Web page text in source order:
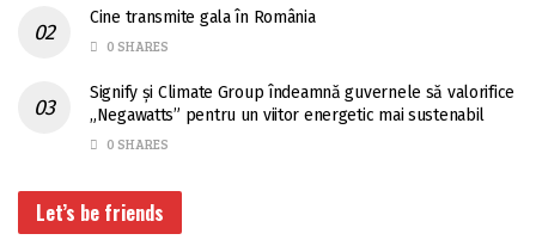
Cine transmite gala în România
0 SHARES
Signify și Climate Group îndeamnă guvernele să valorifice
„Negawatts” pentru un viitor energetic mai sustenabil
0 SHARES
Let’s be friends